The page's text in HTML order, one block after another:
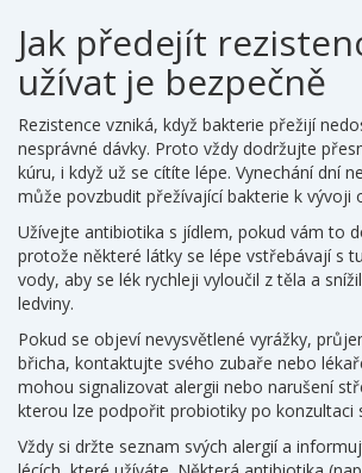
Jak předejít
užívat je bezpečně
Rezistence vzniká, když bakterie přežijí
nesprávné dávky. Proto vždy dodržujte
kúru, i když už se cítíte lépe. Vynechání dní
může povzbudit přežívající bakterie k vývoji
Užívejte antibiotika s jídlem, pokud vám to
protože některé látky se lépe vstřebávají s
vody, aby se lék rychleji vyloučil z těla a
ledviny.
Pokud se objeví nevysvětlené vyrážky,
břicha, kontaktujte svého zubaře nebo
mohou signalizovat alergii nebo narušení
kterou lze podpořit probiotiky po konzultaci
Vždy si držte seznam svých alergií a